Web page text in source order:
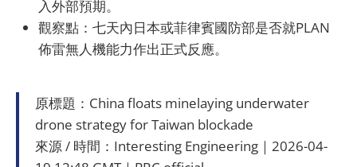
入外部預期。
觀察點：七天內日本或菲律賓國防部是否就PLAN
佈雷無人機能力作出正式反應。
原標題：China floats minelaying underwater
drone strategy for Taiwan blockade
來源 / 時間：Interesting Engineering｜2026-04-